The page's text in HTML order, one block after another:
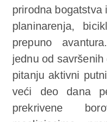
prirodna
planinarenja,
prepuno
jednu od
pitanju aktivni
veći deo dana
prekrivene